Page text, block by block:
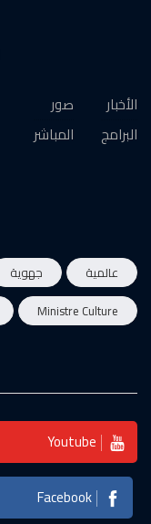
الأخبار
البرامج
صور
المباشر
عالمية جهوية
Ministre Culture
Youtube
Facebook